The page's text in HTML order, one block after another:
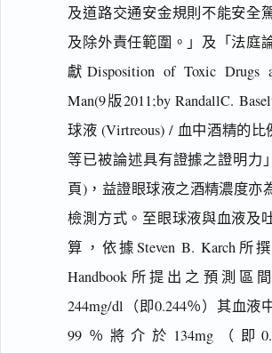
及道路交通安金規則不能安全
及除外責任範圍。」及「法庭
獻Disposition of Toxic Drugs
Man(9版2011;by RandallC.
球液 (Virtreous) / 血中酒精的比
等已被論述具有證據之證明力
頁)，益證眼球液之酒精濃度亦
檢測方式。至眼球液與血液及
算，依據Steven B. Karch所
Handbook所提出之預測區
244mg/dl（即0.244％）其血液
99％將介於134mg（即